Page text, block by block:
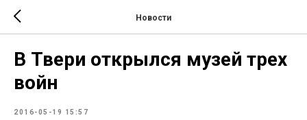
Новости
В Твери открылся музей трех
войн
2016-05-19 15:57